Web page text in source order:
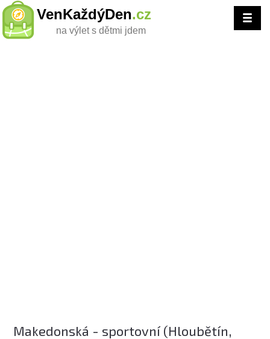
VenKaždýDen.cz
na výlet s dětmi jdem
Makedonská - sportovní (Hloubětín,